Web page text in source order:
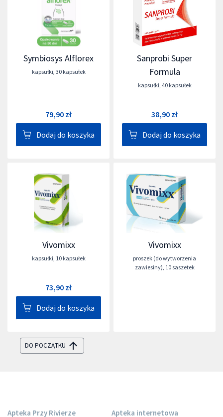
Symbiosys Alflorex
kapsułki, 30 kapsułek
79,90 zł
Dodaj do koszyka
Sanprobi Super
Formula
kapsułki, 40 kapsułek
38,90 zł
Dodaj do koszyka
Vivomixx
kapsułki, 10 kapsułek
73,90 zł
Dodaj do koszyka
Vivomixx
proszek (do wytworzenia
zawiesiny), 10 saszetek
DO POCZĄTKU
Apteka Przy Rivierze
Apteka internetowa